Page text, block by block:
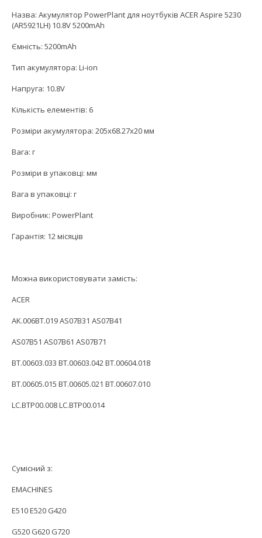
Назва: Акумулятор PowerPlant для ноутбуків ACER Aspire 5230
(AR5921LH) 10.8V 5200mAh
Ємність: 5200mAh
Тип акумулятора: Li-ion
Напруга: 10.8V
Кількість елементів: 6
Розміри акумулятора: 205x68.27x20 мм
Вага: г
Розміри в упаковці: мм
Вага в упаковці: г
Виробник: PowerPlant
Гарантія: 12 місяців
Можна використовувати замість:
ACER
AK.006BT.019 AS07B31 AS07B41
AS07B51 AS07B61 AS07B71
BT.00603.033 BT.00603.042 BT.00604.018
BT.00605.015 BT.00605.021 BT.00607.010
LC.BTP00.008 LC.BTP00.014
Сумісний з:
EMACHINES
E510 E520 G420
G520 G620 G720